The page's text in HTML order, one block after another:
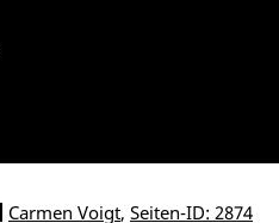
Carmen Voigt, Seiten-ID: 2874